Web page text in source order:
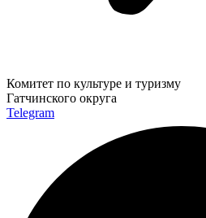
Комитет по культуре и туризму
Гатчинского округа
Telegram